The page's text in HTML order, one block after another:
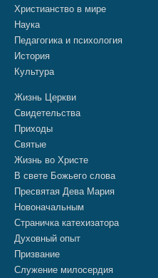
Христианство в мире
Наука
Педагогика и психология
История
Культура
Жизнь Церкви
Свидетельства
Приходы
Святые
Жизнь во Христе
В свете Божьего слова
Пресвятая Дева Мария
Новоначальным
Страничка катехизатора
Духовный опыт
Призвание
Служение милосердия